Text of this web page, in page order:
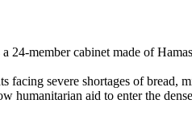
24-member cabinet made of
facing severe shortages of bread,
humanitarian aid to enter the